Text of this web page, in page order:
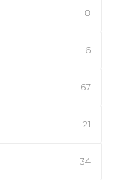
8
6
67
21
34